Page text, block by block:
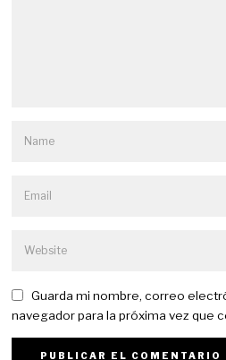
Guarda mi nombre, correo
navegador para la próxima vez que